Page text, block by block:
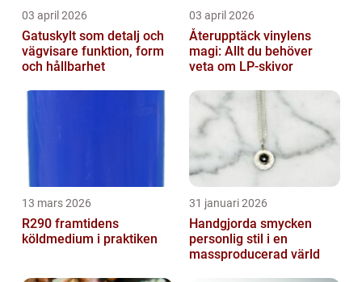
03 april 2026
Gatuskylt som detalj och
vägvisare funktion, form
och hållbarhet
03 april 2026
Återupptäck vinylens
magi: Allt du behöver
veta om LP-skivor
13 mars 2026
R290 framtidens
köldmedium i praktiken
31 januari 2026
Handgjorda smycken
personlig stil i en
massproducerad värld